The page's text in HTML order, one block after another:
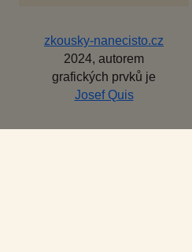
zkousky-nanecisto.cz
2024, autorem
grafických prvků je
Josef Quis